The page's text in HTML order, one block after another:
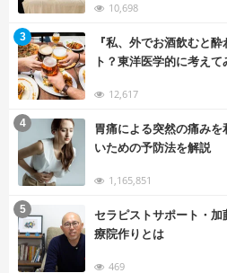
10,698
『私、外でお酒飲むと
ト？東洋医学的に考えて
12,617
3
胃痛による突然の痛み
いための予防法を解説
1,165,851
4
セラピストサポート・
療院作りとは
469
5